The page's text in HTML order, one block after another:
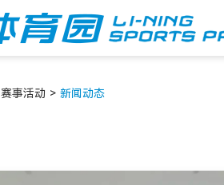
赛事活动 > 新闻动态